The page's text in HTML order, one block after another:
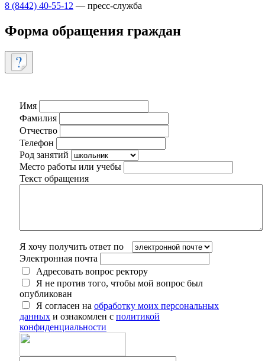
8 (8442) 40-55-12 — пресс-служба
Форма обращения граждан
Имя
Фамилия
Отчество
Телефон
Род занятий
Место работы или учебы
Текст обращения
Я хочу получить ответ по
Электронная почта
Адресовать вопрос ректору
Я не против того, чтобы мой вопрос был
опубликован
Я согласен на обработку моих персональных
данных и ознакомлен с политикой
конфиденциальности